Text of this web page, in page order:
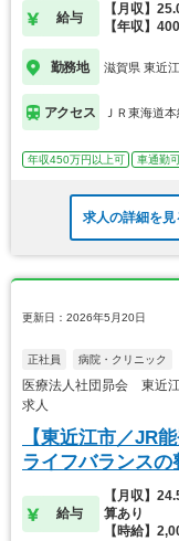
給与
【月収】
【年収】
勤務地 滋賀県 東近
アクセス ＪＲ東海道
年収450万円以上可 車通勤
求人の詳細を見
更新日：2026年5月20日
正社員 病院・クリニック
医療法人社団昴会 東近
求人
【東近江市／JR
ライフバランスの
給与
【月収】
算あり
【時給】